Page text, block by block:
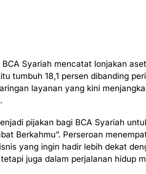
Syariah mencatat lonjakan
tumbuh 18,1 persen dibanding
layanan yang kini
pijakan bagi BCA Syariah
Berkahmu”. Perseroan
yang ingin hadir lebih dekat
juga dalam perjalanan hidup